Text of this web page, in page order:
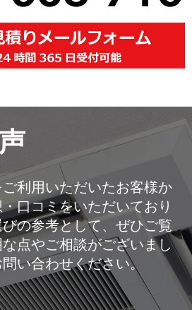
利用いただいたお客様か
口コミをいただいており
の参考として、ぜひご覧
点やご相談がございまし
い合わせください。